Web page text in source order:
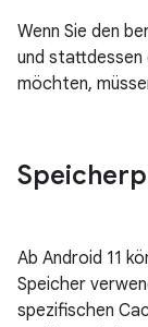
Wenn Sie den
und stattdessen
möchten,
Ab Android 11
Speicher
spezifischen